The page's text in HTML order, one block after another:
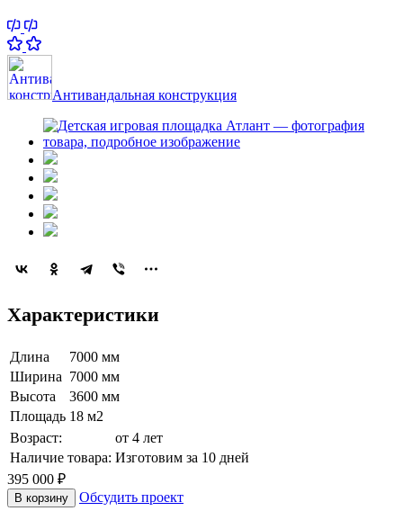
Антивандальная конструкция
Характеристики
Длина
7000 мм
Ширина 7000 мм
Высота
3600 мм
Площадь 18 м2
Возраст:
от 4 лет
Наличие товара: Изготовим за 10 дней
395 000 ₽
В корзину Обсудить проект